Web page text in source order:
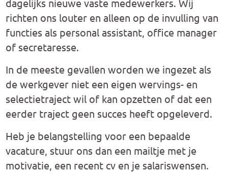
dagelijks nieuwe vaste medewerkers. Wij
richten ons louter en alleen op de invulling van
functies als personal assistant, office manager
of secretaresse.
In de meeste gevallen worden we ingezet als
de werkgever niet een eigen wervings- en
selectietraject wil of kan opzetten of dat een
eerder traject geen succes heeft opgeleverd.
Heb je belangstelling voor een bepaalde
vacature, stuur ons dan een mailtje met je
motivatie, een recent cv en je salariswensen.